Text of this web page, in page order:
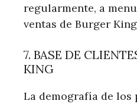
regularmente, a
ventas de Burger
7. BASE DE
KING
La demografía de